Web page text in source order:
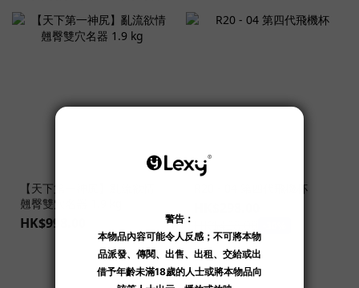
【天下第一神尻】亂流欲情
翹臀雙穴名器 1.9 kg
HK$998.00
R20 - 04 第四代飛機杯